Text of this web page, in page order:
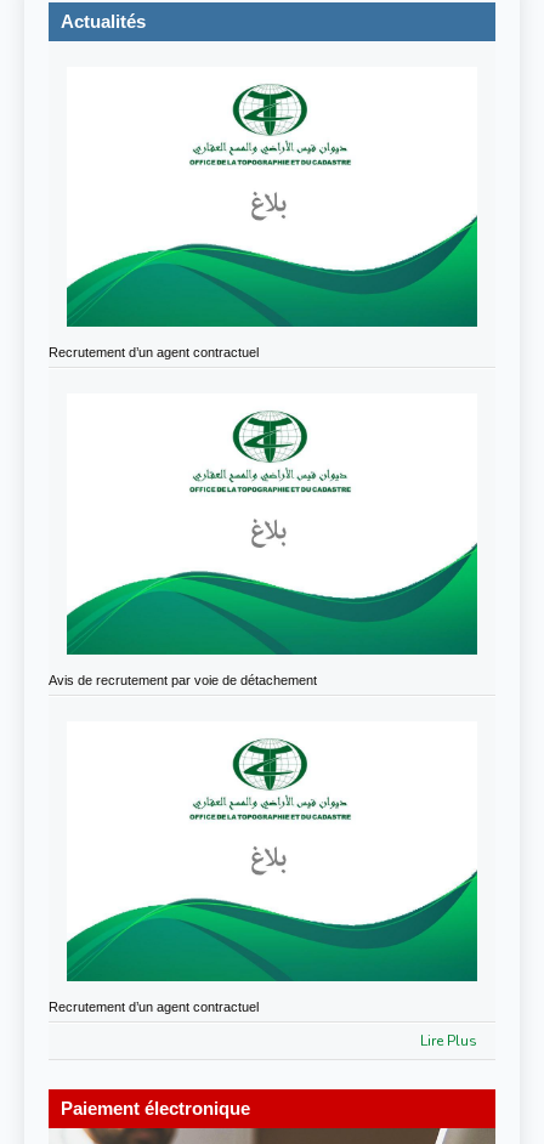
Actualités
Recrutement d’un agent contractuel
Avis de recrutement par voie de détachement
Recrutement d’un agent contractuel
Lire Plus
Paiement électronique